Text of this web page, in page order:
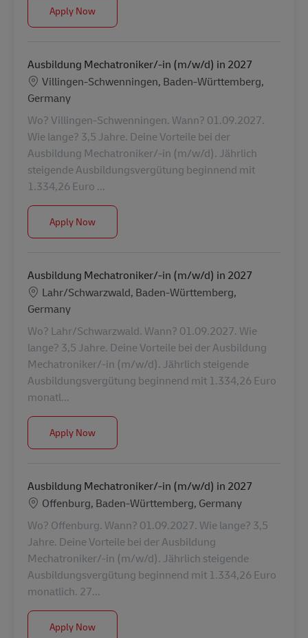
Apply NowAusbildung Mechatroniker/-in (m/w/d) in 2027
Ausbildung Mechatroniker/-in (m/w/d) in 2027
Location
Villingen-Schwenningen, Baden-Württemberg,
Germany
Wo? Villingen-Schwenningen. Wann? 01.09.2027.
Wie lange? 3,5 Jahre. Deine Vorteile bei der
Ausbildung Mechatroniker/-in (m/w/d). Jährlich
steigende Ausbildungsvergütung beginnend mit
1.334,26 Euro ...
Apply NowAusbildung Mechatroniker/-in (m/w/d) in 2027
Ausbildung Mechatroniker/-in (m/w/d) in 2027
Location
Lahr/Schwarzwald, Baden-Württemberg,
Germany
Wo? Lahr/Schwarzwald. Wann? 01.09.2027. Wie
lange? 3,5 Jahre. Deine Vorteile bei der Ausbildung
Mechatroniker/-in (m/w/d). Jährlich steigende
Ausbildungsvergütung beginnend mit 1.334,26 Euro
monatl...
Apply NowAusbildung Mechatroniker/-in (m/w/d) in 2027
Ausbildung Mechatroniker/-in (m/w/d) in 2027
Location
Offenburg, Baden-Württemberg, Germany
Wo? Offenburg. Wann? 01.09.2027. Wie lange? 3,5
Jahre. Deine Vorteile bei der Ausbildung
Mechatroniker/-in (m/w/d). Jährlich steigende
Ausbildungsvergütung beginnend mit 1.334,26 Euro
monatlich. 27...
Apply NowAusbildung Mechatroniker/-in (m/w/d) in 2027